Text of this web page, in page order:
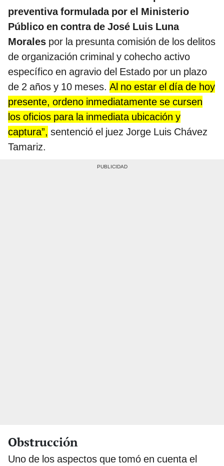
preventiva formulada por el Ministerio
Público en contra de José Luis Luna
Morales por la presunta comisión de los delitos
de organización criminal y cohecho activo
específico en agravio del Estado por un plazo
de 2 años y 10 meses. Al no estar el día de hoy
presente, ordeno inmediatamente se cursen
los oficios para la inmediata ubicación y
captura”, sentenció el juez Jorge Luis Chávez
Tamariz.
Obstrucción
Uno de los aspectos que tomó en cuenta el